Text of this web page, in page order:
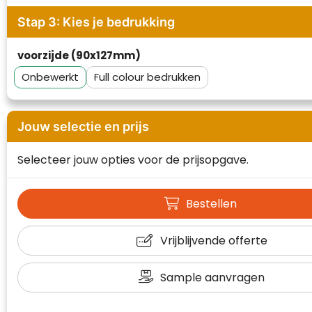
Waterman
Stap 3: Kies je bedrukking
voorzijde (90x127mm)
Onbewerkt
Full colour
Jouw selectie en prijs
Selecteer jouw opties voor de prijsopgave.
Bestellen
Vrijblijvende offerte
Sample aanvragen